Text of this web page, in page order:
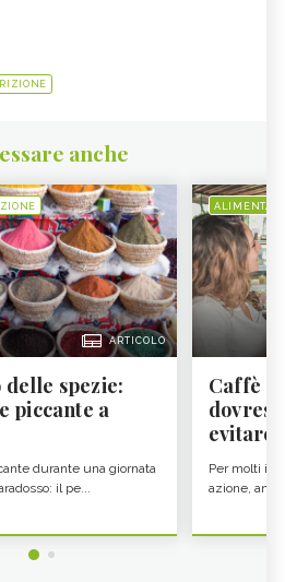
anche
ARTICOLO
spezie:
piccante a
durante una giornata
il pe...
Caffè
evitare
Per molti il
azione,